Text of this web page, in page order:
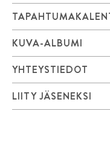
KUVA-ALBUMI
YHTEYSTIEDOT
LIITY JÄSENEKSI